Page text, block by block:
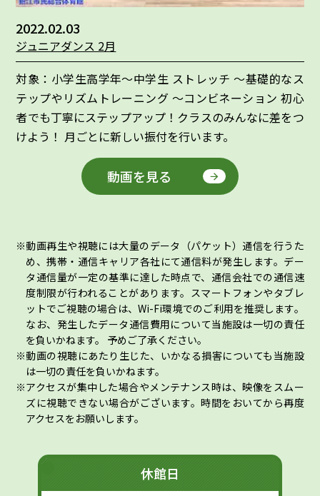
2022.02.03
ジュニアダンス 2月
対象：小学生高学年～中学生 ストレッチ ～基礎的なス
テップやリズムトレーニング ～コンビネーション 初心
者でも丁寧にステップアップ！クラスのみんなに差をつ
けよう！ 月ごとに新しい振付を行います。
動画を見る
動画再生や視聴には大量のデータ（パケット）通信を行うた
め、携帯・通信キャリア各社にて通信料が発生します。デー
タ通信量が一定の基準に達した時点で、通信会社での通信速
度制限が行われることがあります。スマートフォンやタブレ
ットでご視聴の場合は、Wi-Fi環境でのご利用を推奨します。
なお、発生したデータ通信費用について当施設は一切の責任
を負いかねます。 予めご了承ください。
動画の視聴にあたり生じた、いかなる損害についても当施設
は一切の責任を負いかねます。
アクセスが集中した場合やメンテナンス時は、映像をスムー
ズに視聴できない場合がございます。時間をおいてから再度
アクセスをお願いします。
休館日